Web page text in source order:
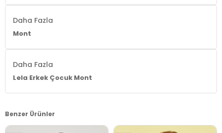
Daha Fazla
Mont
Daha Fazla
Lela Erkek Çocuk Mont
Benzer Ürünler